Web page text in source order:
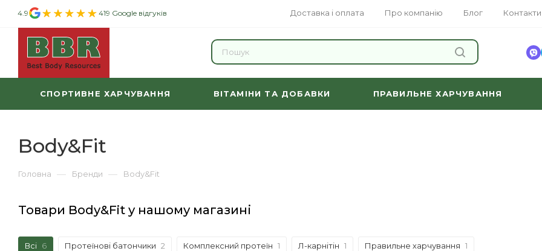
Доставка і оплата Про компанію Блог Контакти
4.9 419 Google відгуків
СПОРТИВНЕ ХАРЧУВАННЯ ВІТАМІНИ ТА ДОБАВКИ ПРАВИЛЬНЕ ХАРЧУВАННЯ
Body&Fit
Головна — Бренди — Body&Fit
Товари Body&Fit у нашому магазині
Всі 6 Протеїнові батончики 2 Комплексний протеїн 1 Л-карнітін 1 Правильне харчування 1